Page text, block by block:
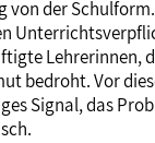
der
Lehrerinnen,
bedroht. Vor
Signal, das